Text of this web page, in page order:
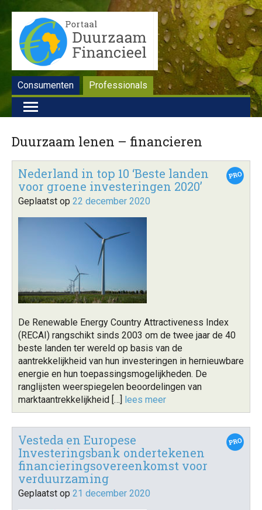
Consumenten Professionals
Duurzaam lenen – financieren
Nederland in top 10 ‘Beste landen
voor groene investeringen 2020’
Geplaatst op 22 december 2020
De Renewable Energy Country Attractiveness Index
(RECAI) rangschikt sinds 2003 om de twee jaar de 40
beste landen ter wereld op basis van de
aantrekkelijkheid van hun investeringen in hernieuwbare
energie en hun toepassingsmogelijkheden. De
ranglijsten weerspiegelen beoordelingen van
marktaantrekkelijkheid […] lees meer
Vesteda en Europese
Investeringsbank ondertekenen
financieringsovereenkomst voor
verduurzaming
Geplaatst op 21 december 2020